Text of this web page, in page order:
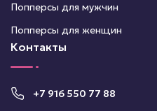
Попперсы для мужчин
Попперсы для женщин
Контакты
+7 916 550 77 88